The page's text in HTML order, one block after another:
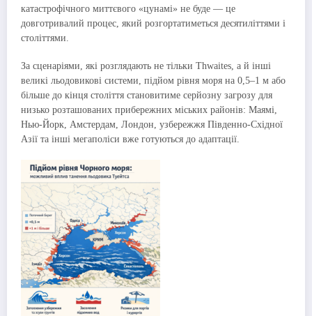
катастрофічного миттєвого «цунамі» не буде — це
довготривалий процес, який розгортатиметься десятиліттями і
століттями.
За сценаріями, які розглядають не тільки Thwaites, а й інші
великі льодовикові системи, підйом рівня моря на 0,5–1 м або
більше до кінця століття становитиме серйозну загрозу для
низько розташованих прибережних міських районів: Маямі,
Нью-Йорк, Амстердам, Лондон, узбережжя Південно-Східної
Азії та інші мегаполіси вже готуються до адаптації.